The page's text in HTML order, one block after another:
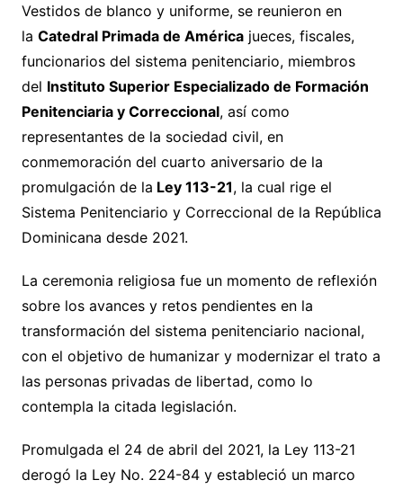
Vestidos de blanco y uniforme, se reunieron en
la Catedral Primada de Américajueces, fiscales,
funcionarios del sistema penitenciario, miembros
del Instituto Superior Especializado de Formación
Penitenciaria y Correccional, así como
representantes de la sociedad civil, en
conmemoración del cuarto aniversario de la
promulgación de la Ley 113-21, la cual rige el
Sistema Penitenciario y Correccional de la República
Dominicana desde 2021.
La ceremonia religiosa fue un momento de reflexión
sobre los avances y retos pendientes en la
transformación del sistema penitenciario nacional,
con el objetivo de humanizar y modernizar el trato a
las personas privadas de libertad, como lo
contempla la citada legislación.
Promulgada el 24 de abril del 2021, la Ley 113-21
derogó la Ley No. 224-84 y estableció un marco